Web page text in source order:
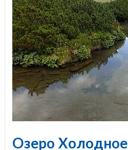
Озеро Холодное